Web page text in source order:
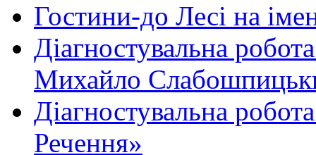
Гостини-до Лесі на
Діагностувальна
Михайло
Діагностувальна
Речення»